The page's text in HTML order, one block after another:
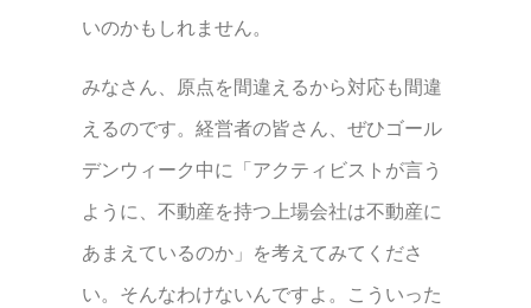
いのかもしれません。
みなさん、原点を間違えるから対応も間違
えるのです。経営者の皆さん、ぜひゴール
デンウィーク中に「アクティビストが言う
ように、不動産を持つ上場会社は不動産に
あまえているのか」を考えてみてくださ
い。そんなわけないんですよ。こういった